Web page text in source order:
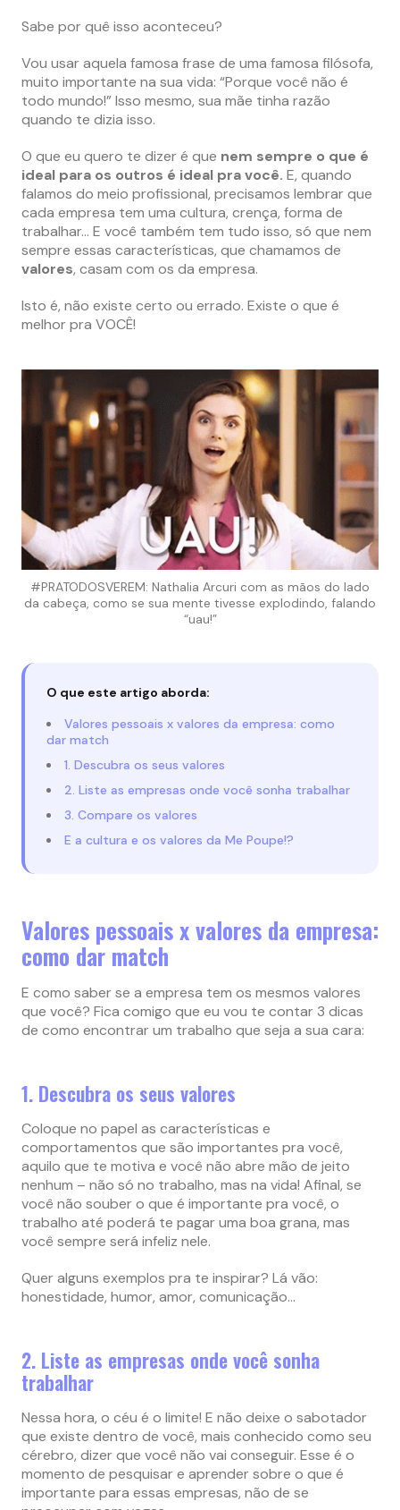
Sabe por quê isso aconteceu?
Vou usar aquela famosa frase de uma famosa filósofa,
muito importante na sua vida: “Porque você não é
todo mundo!” Isso mesmo, sua mãe tinha razão
quando te dizia isso.
O que eu quero te dizer é que nem sempre o que é
ideal para os outros é ideal pra você. E, quando
falamos do meio profissional, precisamos lembrar que
cada empresa tem uma cultura, crença, forma de
trabalhar… E você também tem tudo isso, só que nem
sempre essas características, que chamamos de
valores, casam com os da empresa.
Isto é, não existe certo ou errado. Existe o que é
melhor pra VOCÊ!
#PRATODOSVEREM: Nathalia Arcuri com as mãos do lado
da cabeça, como se sua mente tivesse explodindo, falando
“uau!”
O que este artigo aborda:
Valores pessoais x valores da empresa: como
dar match
1. Descubra os seus valores
2. Liste as empresas onde você sonha trabalhar
3. Compare os valores
E a cultura e os valores da Me Poupe!?
Valores pessoais x valores da empresa:
como dar match
E como saber se a empresa tem os mesmos valores
que você? Fica comigo que eu vou te contar 3 dicas
de como encontrar um trabalho que seja a sua cara:
1. Descubra os seus valores
Coloque no papel as características e
comportamentos que são importantes pra você,
aquilo que te motiva e você não abre mão de jeito
nenhum – não só no trabalho, mas na vida! Afinal, se
você não souber o que é importante pra você, o
trabalho até poderá te pagar uma boa grana, mas
você sempre será infeliz nele.
Quer alguns exemplos pra te inspirar? Lá vão:
honestidade, humor, amor, comunicação…
2. Liste as empresas onde você sonha
trabalhar
Nessa hora, o céu é o limite! E não deixe o sabotador
que existe dentro de você, mais conhecido como seu
cérebro, dizer que você não vai conseguir. Esse é o
momento de pesquisar e aprender sobre o que é
importante para essas empresas, não de se